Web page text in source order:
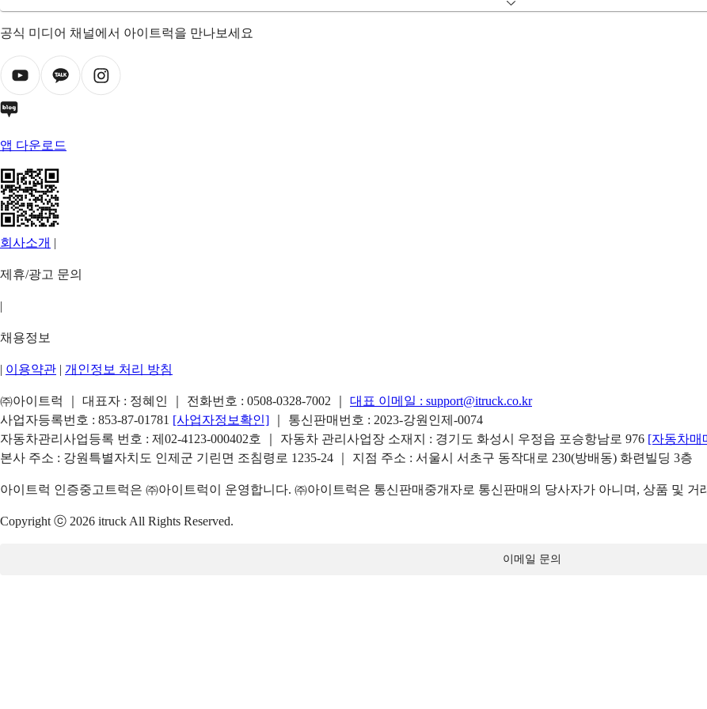
공식 미디어 채널에서 아이트럭을 만나보세요
앱 다운로드
회사소개 |
제휴/광고 문의
|
채용정보
| 이용약관 | 개인정보 처리 방침
㈜아이트럭 ｜ 대표자 : 정혜인 ｜ 전화번호 : 0508-0328-7002 대표 이메일 : support@itruck.co.kr
사업자등록번호 : 853-87-01781 [사업자정보확인]
｜ 통신판매번호 : 2023-강원인제-0074
자동차관리사업등록 번호 : 제02-4123-000402호 ｜ 자동차 관리사업장 소재지 : 경기도 화성시 우정읍 포승항남로 976 [자동차매
본사 주소 : 강원특별자치도 인제군 기린면 조침령로 1235-24 ｜ 지점 주소 : 서울시 서초구 동작대로 230(방배동) 화련빌딩 3층
아이트럭 인증중고트럭은 ㈜아이트럭이 운영합니다. ㈜아이트럭은 통신판매중개자로 통신판매의 당사자가 아니며, 상품 및
Copyright ⓒ 2026 itruck All Rights Reserved.
이메일 문의